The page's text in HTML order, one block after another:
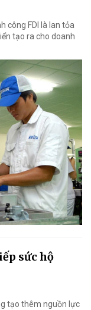
công FDI là lan tỏa
tạo ra cho doanh
sức hộ
tạo thêm nguồn lực